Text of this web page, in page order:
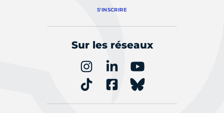
S'INSCRIRE
Sur les réseaux